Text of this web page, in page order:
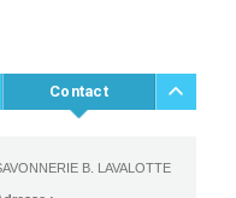
Contact
B. LAVALOTTE